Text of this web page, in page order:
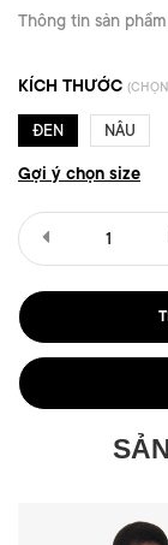
Thông tin sản
KÍCH THƯỚC
ĐEN NÂU
Gợi ý chọn size